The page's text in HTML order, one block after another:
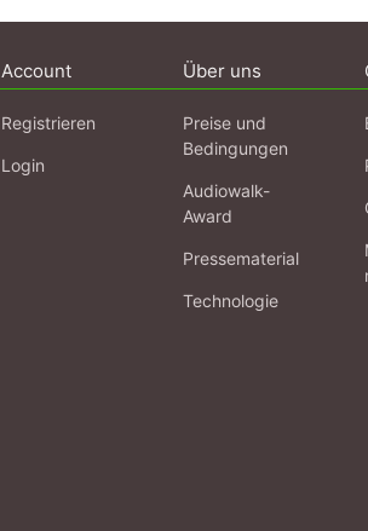
Account
Registrieren
Login
Über uns
Preise und
Bedingungen
Audiowalk-
Award
Pressematerial
Technologie